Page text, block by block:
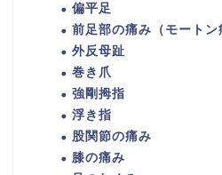
偏平足
前足部の痛み（モートン
外反母趾
巻き爪
強剛拇指
浮き指
股関節の痛み
膝の痛み